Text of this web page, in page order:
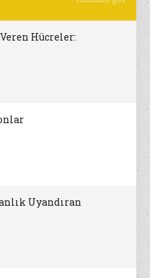
Hücreler:
Uyandıran